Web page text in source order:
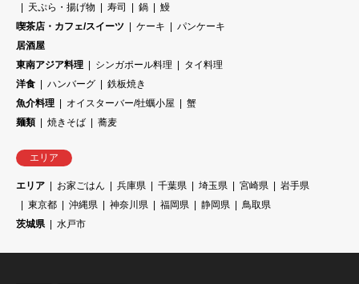
天ぷら・揚げ物
寿司 鍋
鰻
喫茶店・カフェ/スイーツ
ケーキ
パンケーキ
居酒屋
東南アジア料理
シンガポール料理
タイ料理
洋食
ハンバーグ
鉄板焼き
魚介料理
オイスターバー/牡蠣小屋
蟹
麺類
焼きそば 蕎麦
エリア
エリア お家ごはん 兵庫県 千葉県 埼玉県 宮崎県
岩手県
東京都
沖縄県 神奈川県 福岡県 静岡県
鳥取県
茨城県
水戸市